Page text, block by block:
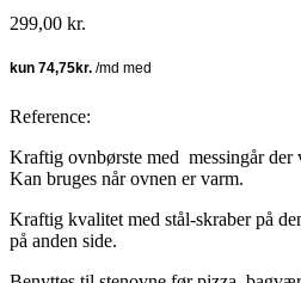
299,00 kr.
Reference:
Kraftig ovnbørste med messingår
Kan bruges når ovnen er varm.
Kraftig kvalitet med stål-skraber på
på anden side.